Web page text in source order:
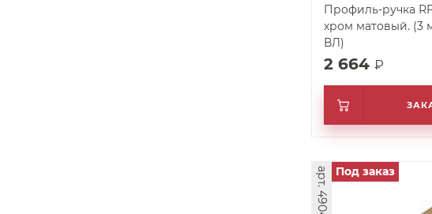
Профиль-ручка
хром матовый. (3
ВЛ)
2 664 ₽
арт. 49048 Под заказ